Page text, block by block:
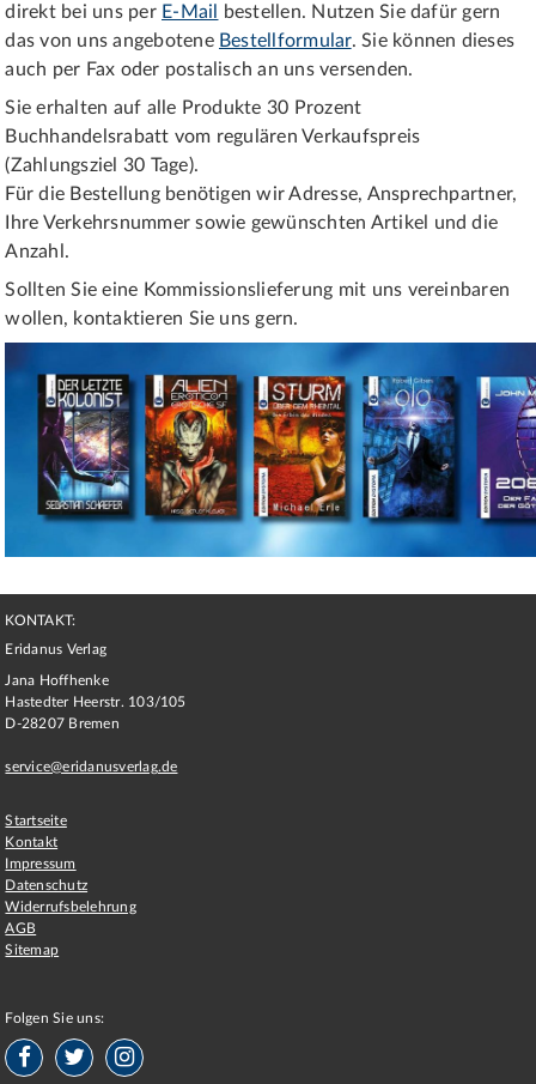
direkt bei uns per E-Mail
bestellen. Nutzen Sie dafür gern
das von uns angebotene Bestellformular. Sie können dieses
auch per Fax oder postalisch an uns versenden.
Sie erhalten auf alle Produkte 30 Prozent
Buchhandelsrabatt vom regulären Verkaufspreis
(Zahlungsziel 30 Tage).
Für die Bestellung benötigen wir Adresse, Ansprechpartner,
Ihre Verkehrsnummer sowie gewünschten Artikel und die
Anzahl.
Sollten Sie eine Kommissionslieferung mit uns vereinbaren
wollen, kontaktieren Sie uns gern.
KONTAKT:
Eridanus Verlag
Jana Hoffhenke
Hastedter Heerstr. 103/105
D-28207 Bremen
service@eridanusverlag.de
Startseite
Kontakt
Impressum
Datenschutz
Widerrufsbelehrung
AGB
Sitemap
Folgen Sie uns: